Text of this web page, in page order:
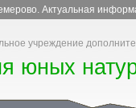
Актуальная
учреждение
юных